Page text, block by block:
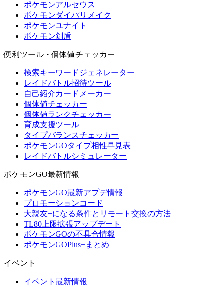
ポケモンアルセウス
ポケモンダイパリメイク
ポケモンユナイト
ポケモン剣盾
便利ツール・個体値チェッカー
検索キーワードジェネレーター
レイドバトル招待ツール
自己紹介カードメーカー
個体値チェッカー
個体値ランクチェッカー
育成支援ツール
タイプバランスチェッカー
ポケモンGOタイプ相性早見表
レイドバトルシミュレーター
ポケモンGO最新情報
ポケモンGO最新アプデ情報
プロモーションコード
大親友+になる条件とリモート交換の方法
TL80上限拡張アップデート
ポケモンGOの不具合情報
ポケモンGOPlus+まとめ
イベント
イベント最新情報